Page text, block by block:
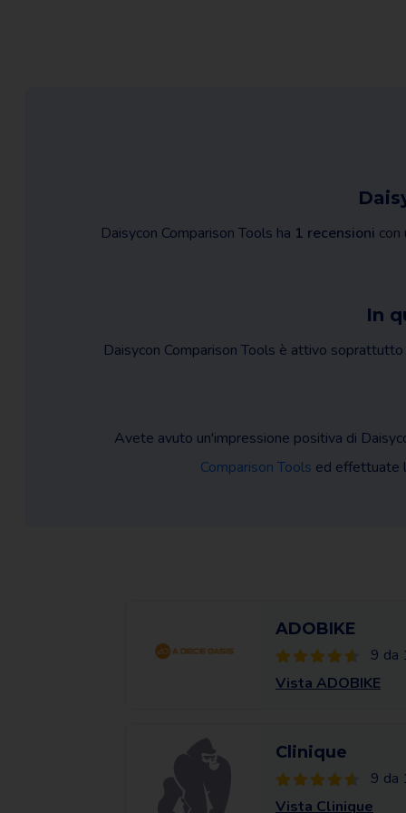
Daisycon Comparison Tools ha 1 recensioni con
In
Daisycon Comparison Tools è attivo
Avete avuto un'impressione positiva di
Comparison Tools ed effettuate
ADOBIKE
9 da
Vista ADOBIKE
Clinique
9 da
Vista Clinique